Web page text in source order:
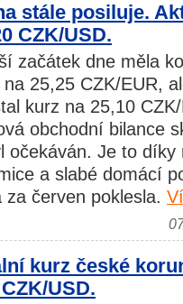
stále posiluje.
CZK/USD.
začátek dne měla
na 25,25 CZK/EUR,
kurz na 25,10
obchodní bilance
očekáván. Je to
a slabé domácí
za červen poklesla.
kurz české
USD.